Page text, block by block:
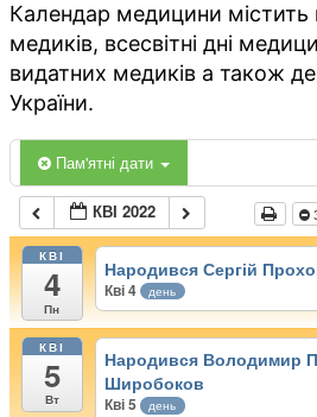
Календар медицини містить
медиків, всесвітні дні
видатних медиків а також
України.
Пам'ятні дати
КВІ 2022
КВІ
4
Пн
Народився Сергій
Кві 4 день
КВІ
5
Вт
Народився Володимир
Широбоков
Кві 5 день